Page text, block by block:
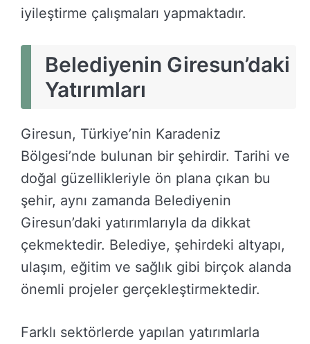
iyileştirme çalışmaları yapmaktadır.
Belediyenin Giresun’daki
Yatırımları
Giresun, Türkiye’nin Karadeniz
Bölgesi’nde bulunan bir şehirdir. Tarihi ve
doğal güzellikleriyle ön plana çıkan bu
şehir, aynı zamanda Belediyenin
Giresun’daki yatırımlarıyla da dikkat
çekmektedir. Belediye, şehirdeki altyapı,
ulaşım, eğitim ve sağlık gibi birçok alanda
önemli projeler gerçekleştirmektedir.
Farklı sektörlerde yapılan yatırımlarla